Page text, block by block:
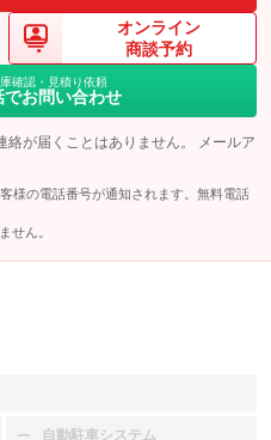
オンライン
商談予約
確認・見積り依頼
でお問い合わせ
が届くことはありません。 メールア
様の電話番号が通知されます。無料電話
せん。
自動駐車システム